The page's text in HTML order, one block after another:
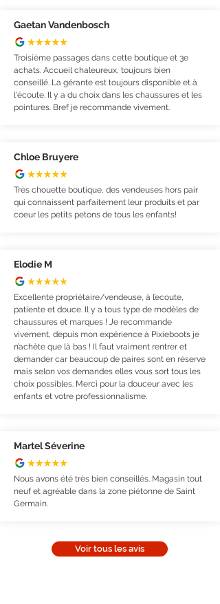
Gaetan Vandenbosch
Troisième passages dans cette boutique et 3e
achats. Accueil chaleureux, toujours bien
conseillé. La gérante est toujours disponible et à
l'écoute. Il y a du choix dans les chaussures et les
pointures. Bref je recommande vivement.
Chloe Bruyere
Très chouette boutique, des vendeuses hors pair
qui connaissent parfaitement leur produits et par
coeur les petits petons de tous les enfants!
Elodie M
Excellente propriétaire/vendeuse, à l’ecoute,
patiente et douce. Il y a tous type de modèles de
chaussures et marques ! Je recommande
vivement, depuis mon expérience à Pixieboots je
n’achète que là bas ! Il faut vraiment rentrer et
demander car beaucoup de paires sont en réserve
mais selon vos demandes elles vous sort tous les
choix possibles. Merci pour la douceur avec les
enfants et votre professionnalisme.
Martel Séverine
Nous avons été très bien conseillés. Magasin tout
neuf et agréable dans la zone piétonne de Saint
Germain.
Voir tous les avis